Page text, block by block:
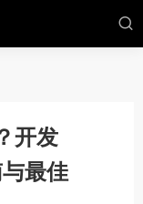
开发
最佳